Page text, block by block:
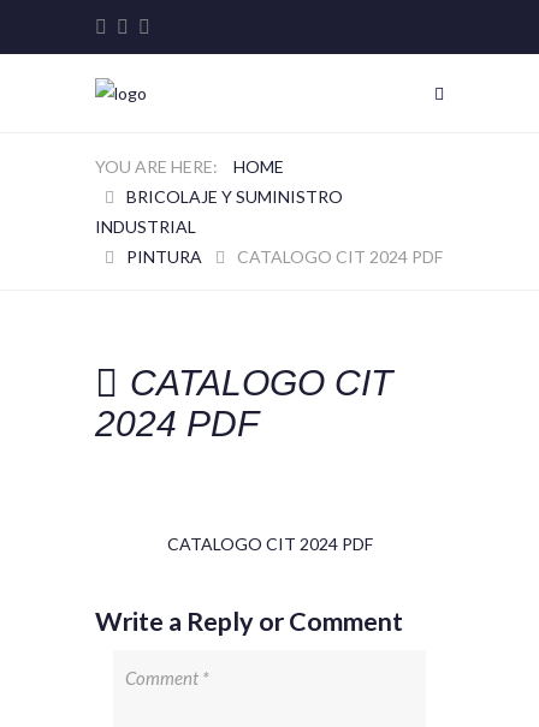
HOME
BRICOLAJE Y SUMINISTRO
INDUSTRIAL
PINTURA
CATALOGO CIT 2024 PDF
CATALOGO CIT
2024 PDF
CATALOGO CIT 2024 PDF
Write a Reply or Comment